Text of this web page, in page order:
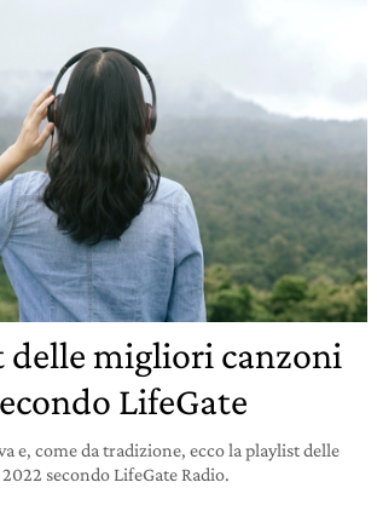
delle migliori canzoni
LifeGate
e, come da tradizione, ecco la playlist delle
secondo LifeGate Radio.